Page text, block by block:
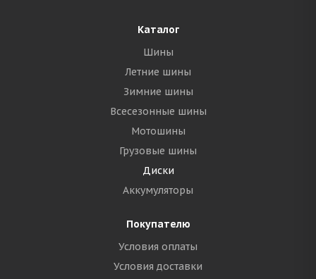
Каталог
Шины
Летние шины
Зимние шины
Всесезонные шины
Мотошины
Грузовые шины
Диски
Аккумуляторы
Покупателю
Условия оплаты
Условия доставки